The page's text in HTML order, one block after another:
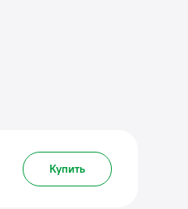
Купить